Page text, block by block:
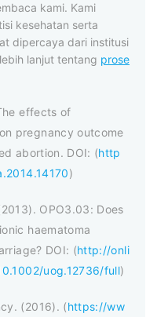
kami. Kami
kesehatan serta
dipercaya dari institusi
lanjut tentang prose
effects of
pregnancy outcome
abortion. DOI: (http
)
OPO3.03: Does
haematoma
DOI: (http://onli
uog.12736/full)
(2016). (https://ww